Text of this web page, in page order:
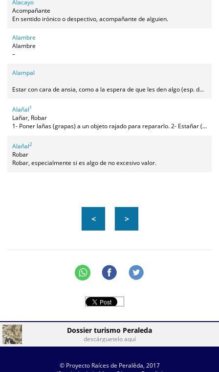
Alacayo
Acompañante
En sentido irónico o despectivo, acompañante de alguien.
Alambre
Alambre
–
Alampal
Estar con cara de ansia, como a la espera de que les den algo (esp. de comida).
Alañal1
Lañar, Robar
1- Poner lañas (grapas) a un objeto rajado para repararlo. 2- Estañar (soldar con estaño) los agujeros de los pucheros o las cacerolas.
Alañal2
Robar
Robar, especialmente si es algo de no excesivo valor.
< >
Dossier turismo Peraleda
descárguetelo aquí
© Proyecto Raíces de Peralêda, 2017